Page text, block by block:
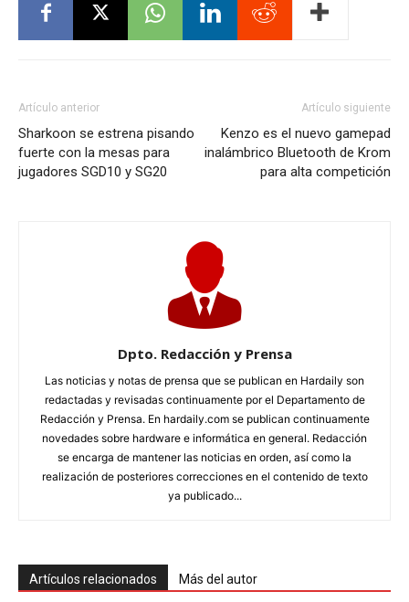
Artículo anterior
Sharkoon se estrena pisando
fuerte con la mesas para
jugadores SGD10 y SG20
Artículo siguiente
Kenzo es el nuevo gamepad
inalámbrico Bluetooth de Krom
para alta competición
Dpto. Redacción y Prensa
Las noticias y notas de prensa que se publican en Hardaily son
redactadas y revisadas continuamente por el Departamento de
Redacción y Prensa. En hardaily.com se publican continuamente
novedades sobre hardware e informática en general. Redacción
se encarga de mantener las noticias en orden, así como la
realización de posteriores correcciones en el contenido de texto
ya publicado...
Artículos relacionados Más del autor